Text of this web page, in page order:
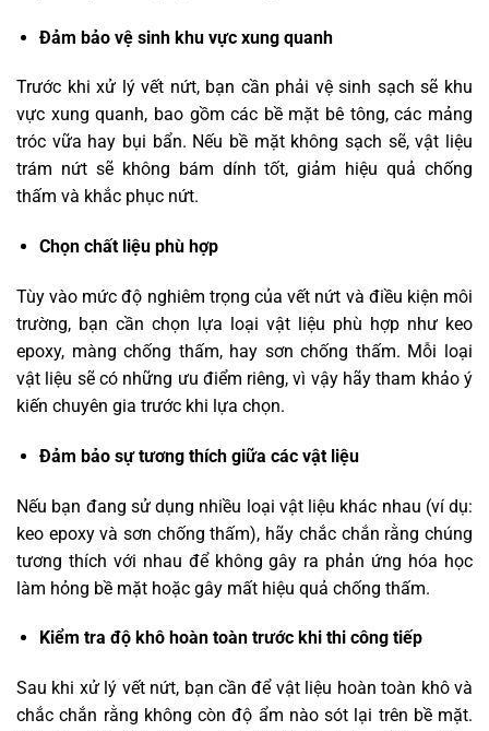
Đảm bảo vệ sinh khu vực xung quanh
Trước khi xử lý vết nứt, bạn cần phải vệ sinh sạch sẽ khu
vực xung quanh, bao gồm các bề mặt bê tông, các mảng
tróc vữa hay bụi bẩn. Nếu bề mặt không sạch sẽ, vật liệu
trám nứt sẽ không bám dính tốt, giảm hiệu quả chống
thấm và khắc phục nứt.
Chọn chất liệu phù hợp
Tùy vào mức độ nghiêm trọng của vết nứt và điều kiện môi
trường, bạn cần chọn lựa loại vật liệu phù hợp như keo
epoxy, màng chống thấm, hay sơn chống thấm. Mỗi loại
vật liệu sẽ có những ưu điểm riêng, vì vậy hãy tham khảo ý
kiến chuyên gia trước khi lựa chọn.
Đảm bảo sự tương thích giữa các vật liệu
Nếu bạn đang sử dụng nhiều loại vật liệu khác nhau (ví dụ:
keo epoxy và sơn chống thấm), hãy chắc chắn rằng chúng
tương thích với nhau để không gây ra phản ứng hóa học
làm hỏng bề mặt hoặc gây mất hiệu quả chống thấm.
Kiểm tra độ khô hoàn toàn trước khi thi công tiếp
Sau khi xử lý vết nứt, bạn cần để vật liệu hoàn toàn khô và
chắc chắn rằng không còn độ ẩm nào sót lại trên bề mặt.